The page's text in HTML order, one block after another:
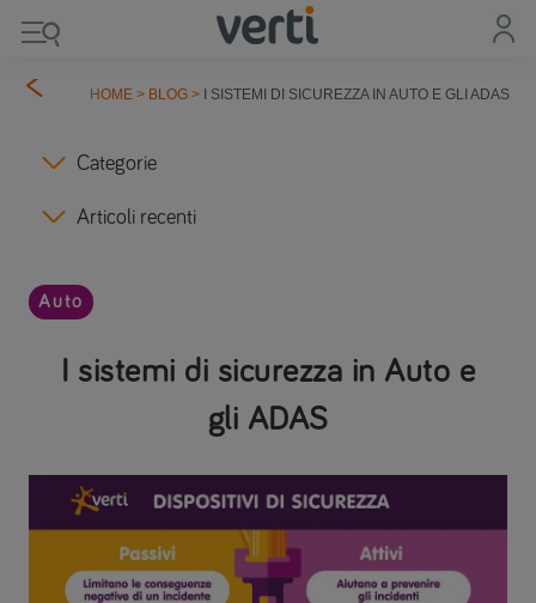
HOME> BLOG> I SISTEMI DI SICUREZZA IN AUTO E GLI ADAS
Categorie
Articoli recenti
I sistemi di sicurezza in Auto e
gli ADAS
Auto